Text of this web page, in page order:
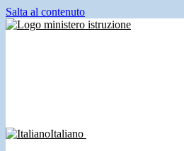
Salta al contenuto
Italiano